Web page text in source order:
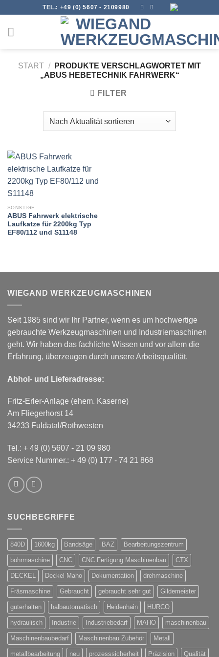
content
TEL.: +49 (0) 5607 - 2109980
START /
PRODUKTE VERSCHLAGWORTET MIT
„ABUS HEBETECHNIK FAHRWERK“
FILTER
SONSTIGE
ABUS Fahrwerk elektrische
Laufkatze für 2200kg Typ
EF80/112 und S11148
WIEGAND WERKZEUGMASCHINEN
Seit 1985 sind wir Ihr Partner, wenn es um hochwertige
gebrauchte Werkzeugmaschinen und Industriemaschinen
geht. Wir haben das fachliche Wissen und vor allem die
Erfahrung, überzeugen durch unsere Arbeitsqualität.
Abhol- und Lieferadresse:
Fritz-Erler-Anlage (ehem. Kaserne)
Am Fliegerhorst 14
34233 Fuldatal/Rothwesten
Tel.: + 49 (0) 5607 - 21 09 980
Service Nummer.: + 49 (0) 177 - 74 21 868
SUCHBEGRIFFE
840D 1600kg Bandsäge BAZ Bearbeitungszentrum
bohrmaschine CNC CNC Fertigung Maschinenbau CTX
DECKEL Deckel Maho Dokumentation drehmaschine
Fräsmaschine Gebraucht gebraucht sehr gut Gildemeister
guterhalten halbautomatisch Heidenhain HURCO
hydraulisch Industrie Industriebedarf MAHO maschinenbau
Maschinenbaubedarf Maschinenbau Zubehör Metall
metallbearbeitung neu prozesssicherheit Präzision Qualität